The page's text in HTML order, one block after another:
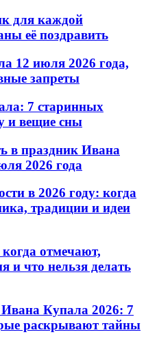
для каждой
её поздравить
12 июля 2026 года,
запреты
7 старинных
и вещие сны
в праздник Ивана
2026 года
в 2026 году: когда
традиции и идеи
отмечают,
и что нельзя делать
Купала 2026: 7
раскрывают тайны